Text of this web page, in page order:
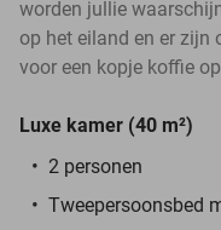
worden jullie
op het eiland en er zijn
voor een kopje koffie
Luxe kamer (40 m²)
2 personen
Tweepersoonsbed